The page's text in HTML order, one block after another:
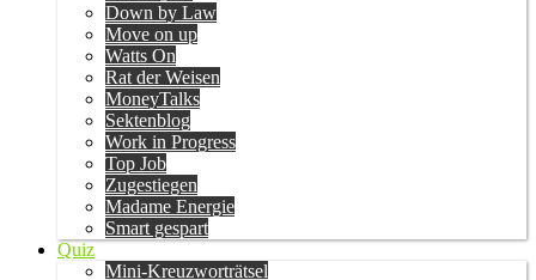
Down by Law
Move on up
Watts On
Rat der Weisen
MoneyTalks
Sektenblog
Work in Progress
Top Job
Zugestiegen
Madame Energie
Smart gespart
Quiz
Mini-Kreuzworträtsel